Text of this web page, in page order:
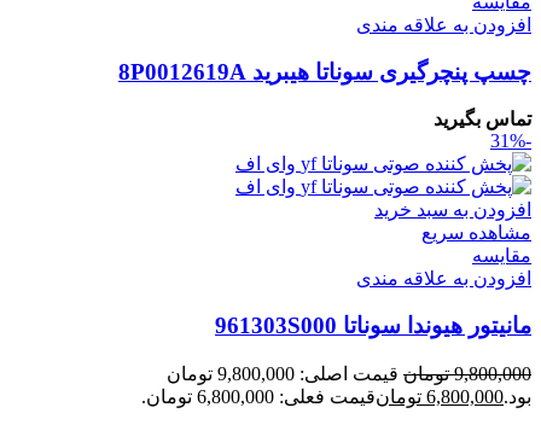
افزودن به علاقه مندی
چسپ پنچرگیری سوناتا هیبرید 8P0012619A
تماس بگیرید
-31%
افزودن به سبد خرید
مشاهده سریع
مقایسه
افزودن به علاقه مندی
مانیتور هیوندا سوناتا 961303S000
9,800,000 تومان
قیمت اصلی: 9,800,000 تومان
بود.6,800,000 تومانقیمت فعلی: 6,800,000 تومان.